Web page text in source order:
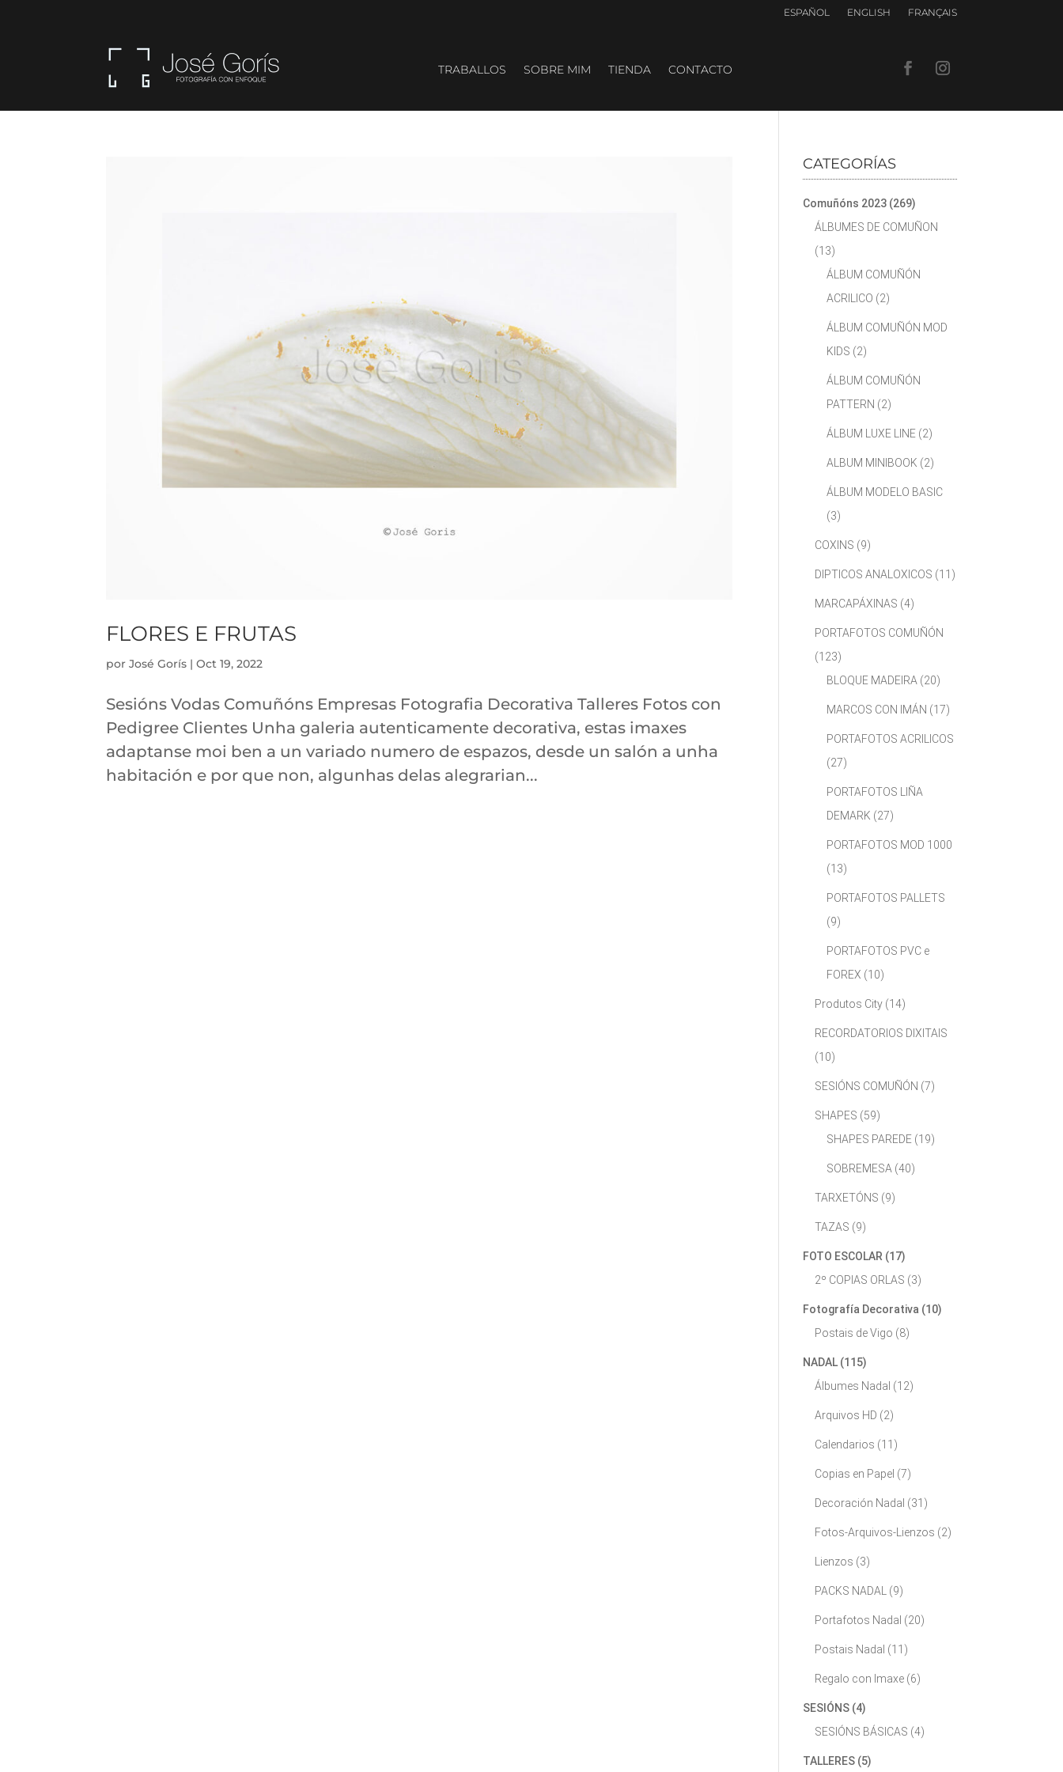
ESPAÑOL ENGLISH FRANÇAIS
TRABALLOS SOBRE MIM TIENDA CONTACTO
FLORES E FRUTAS
porJosé Gorís |Oct 19, 2022
Sesións Vodas Comuñóns Empresas Fotografia Decorativa Talleres Fotos con
Pedigree Clientes Unha galeria autenticamente decorativa, estas imaxes
adaptanse moi ben a un variado numero de espazos, desde un salón a unha
habitación e por que non, algunhas delas alegrarian...
CATEGORÍAS
Comuñóns 2023 (269)
ÁLBUMES DE COMUÑON
(13)
ÁLBUM COMUÑÓN
ACRILICO (2)
ÁLBUM COMUÑÓN MOD
KIDS (2)
ÁLBUM COMUÑÓN
PATTERN (2)
ÁLBUM LUXE LINE (2)
ALBUM MINIBOOK (2)
ÁLBUM MODELO BASIC
(3)
COXINS (9)
DIPTICOS ANALOXICOS (11)
MARCAPÁXINAS (4)
PORTAFOTOS COMUÑÓN
(123)
BLOQUE MADEIRA (20)
MARCOS CON IMÁN (17)
PORTAFOTOS ACRILICOS
(27)
PORTAFOTOS LIÑA
DEMARK (27)
PORTAFOTOS MOD 1000
(13)
PORTAFOTOS PALLETS
(9)
PORTAFOTOS PVC e
FOREX (10)
Produtos City (14)
RECORDATORIOS DIXITAIS
(10)
SESIÓNS COMUÑÓN (7)
SHAPES (59)
SHAPES PAREDE (19)
SOBREMESA (40)
TARXETÓNS (9)
TAZAS (9)
FOTO ESCOLAR (17)
2º COPIAS ORLAS (3)
Fotografía Decorativa (10)
Postais de Vigo (8)
NADAL (115)
Álbumes Nadal (12)
Arquivos HD (2)
Calendarios (11)
Copias en Papel (7)
Decoración Nadal (31)
Fotos-Arquivos-Lienzos (2)
Lienzos (3)
PACKS NADAL (9)
Portafotos Nadal (20)
Postais Nadal (11)
Regalo con Imaxe (6)
SESIÓNS (4)
SESIÓNS BÁSICAS (4)
TALLERES (5)